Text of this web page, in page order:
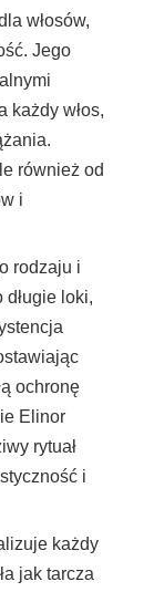
włosów,
Jego
każdy włos,
również od
i
rodzaju i
długie loki,
ochronę
Elinor
rytuał
i
każdy
jak tarcza